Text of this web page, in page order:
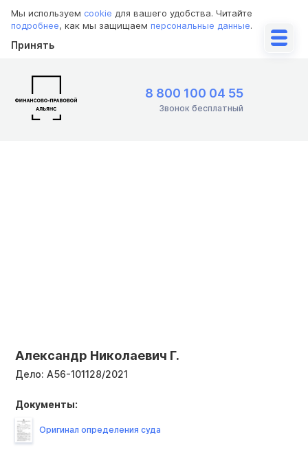
Мы используем cookie для вашего удобства. Читайте
подробнее, как мы защищаем персональные данные.
Принять
8 800 100 04 55
Звонок бесплатный
Александр Николаевич Г.
Дело: А56-101128/2021
Документы:
Оригинал определения суда